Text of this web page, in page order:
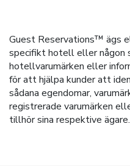
Guest Reservations™ ägs
specifikt hotell eller någon
hotellvarumärken eller
för att hjälpa kunder att
sådana egendomar,
registrerade varumärken
tillhör sina respektive ägare.